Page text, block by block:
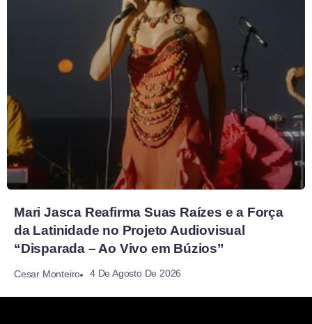
Mari Jasca Reafirma Suas Raízes e a Força
da Latinidade no Projeto Audiovisual
“Disparada – Ao Vivo em Búzios”
Cesar Monteiro 4 De Agosto De 2026